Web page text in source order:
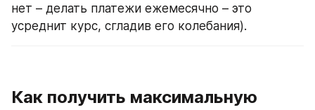
нет – делать платежи ежемесячно – это
усреднит курс, сгладив его колебания).
Как получить максимальную